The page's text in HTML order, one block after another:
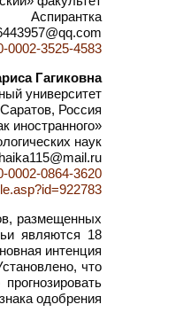
Аспирантка
0002-3525-4583
Гагиковна
университет
Россия
иностранного»
наук
0002-0864-3620
размещенных
являются 18
интенция
что
одобрения